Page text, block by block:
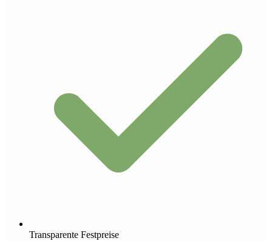
Transparente Festpreise